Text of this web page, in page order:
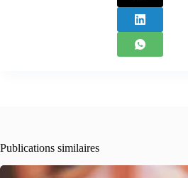
Publications similaires